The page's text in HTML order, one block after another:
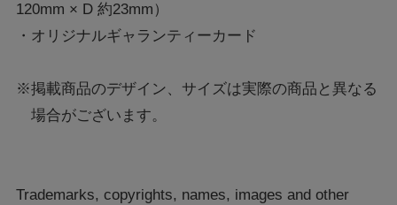
120mm × D 約23mm）
・オリジナルギャランティーカード
※掲載商品のデザイン、サイズは実際の商品と異なる
場合がございます。
Trademarks, copyrights, names, images and other